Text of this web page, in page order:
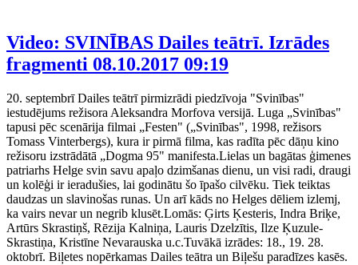
Video: SVINĪBAS Dailes teātrī. Izrādes
fragmenti 08.10.2017 09:19
20. septembrī Dailes teātrī pirmizrādi piedzīvoja "Svinības"
iestudējums režisora Aleksandra Morfova versijā. Luga „Svinības"
tapusi pēc scenārija filmai „Festen" („Svinības", 1998, režisors
Tomass Vinterbergs), kura ir pirmā filma, kas radīta pēc dāņu kino
režisoru izstrādātā „Dogma 95" manifesta.Lielas un bagātas ģimenes
patriarhs Helge svin savu apaļo dzimšanas dienu, un visi radi, draugi
un kolēģi ir ieradušies, lai godinātu šo īpašo cilvēku. Tiek teiktas
daudzas un slavinošas runas. Un arī kāds no Helges dēliem izlemj,
ka vairs nevar un negrib klusēt.Lomās: Ģirts Ķesteris, Indra Briķe,
Artūrs Skrastiņš, Rēzija Kalniņa, Lauris Dzelzītis, Ilze Ķuzule-
Skrastiņa, Kristīne Nevarauska u.c.Tuvākā izrādes: 18., 19. 28.
oktobrī. Biļetes nopērkamas Dailes teātra un Biļešu paradīzes kasēs.